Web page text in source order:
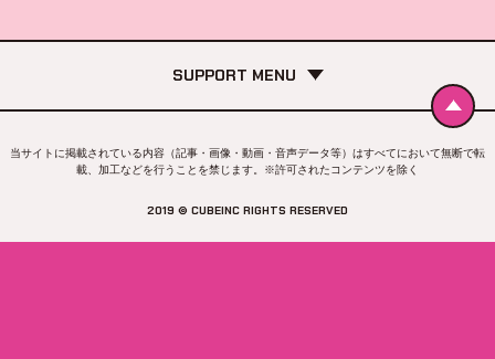
SUPPORT MENU
当サイトに掲載されている内容（記事・画像・動画・音声データ等）はすべてにおいて無断で転
載、加工などを行うことを禁じます。※許可されたコンテンツを除く
2019 © CUBEINC RIGHTS RESERVED